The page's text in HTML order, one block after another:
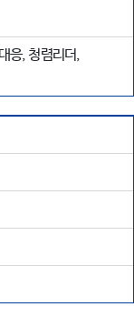
응, 청렴리더,